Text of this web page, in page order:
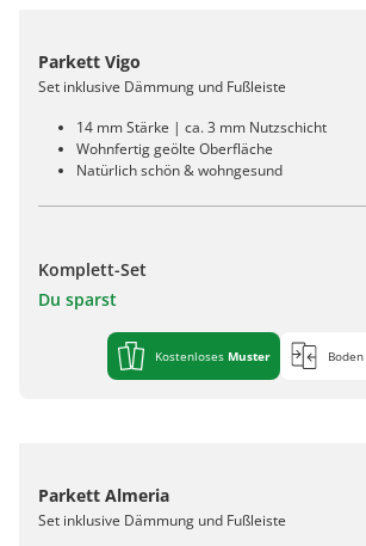
Parkett Vigo
Set inklusive Dämmung und Fußleiste
14 mm Stärke | ca. 3 mm Nutzschicht
Wohnfertig geölte Oberfläche
Natürlich schön & wohngesund
Komplett-Set
Du sparst
Kostenloses Muster Boden
Parkett Almeria
Set inklusive Dämmung und Fußleiste